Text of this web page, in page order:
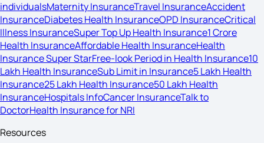
individualsMaternity InsuranceTravel InsuranceAccident
InsuranceDiabetes Health InsuranceOPD InsuranceCritical
Illness InsuranceSuper Top Up Health Insurance1 Crore
Health InsuranceAffordable Health InsuranceHealth
Insurance Super StarFree-look Period in Health Insurance10
Lakh Health InsuranceSub Limit in Insurance5 Lakh Health
Insurance25 Lakh Health Insurance50 Lakh Health
InsuranceHospitals InfoCancer InsuranceTalk to
DoctorHealth Insurance for NRI
Resources